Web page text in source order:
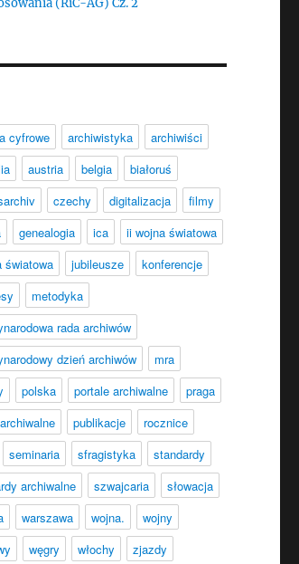
(RiC-AG) Cz. 2
cyfrowe archiwistyka
archiwiści
austria belgia
białoruś
czechy digitalizacja
filmy
genealogia ica
ii wojna światowa
światowa
jubileusze
konferencje
metodyka
rada archiwów
dzień archiwów
mra
polska portale archiwalne
praga
publikacje
rocznice
seminaria sfragistyka
standardy
archiwalne
szwajcaria
słowacja
warszawa wojna.
wojny
węgry włochy zjazdy